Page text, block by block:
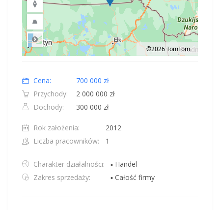
Road
©2026 TomTom
Cena:
700 000 zł
Przychody:
2 000 000 zł
Dochody:
300 000 zł
Rok założenia:
2012
Liczba pracowników:
1
Charakter działalności:
▪ Handel
Zakres sprzedaży:
▪ Całość firmy